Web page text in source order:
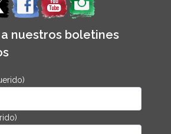
nuestros boletines